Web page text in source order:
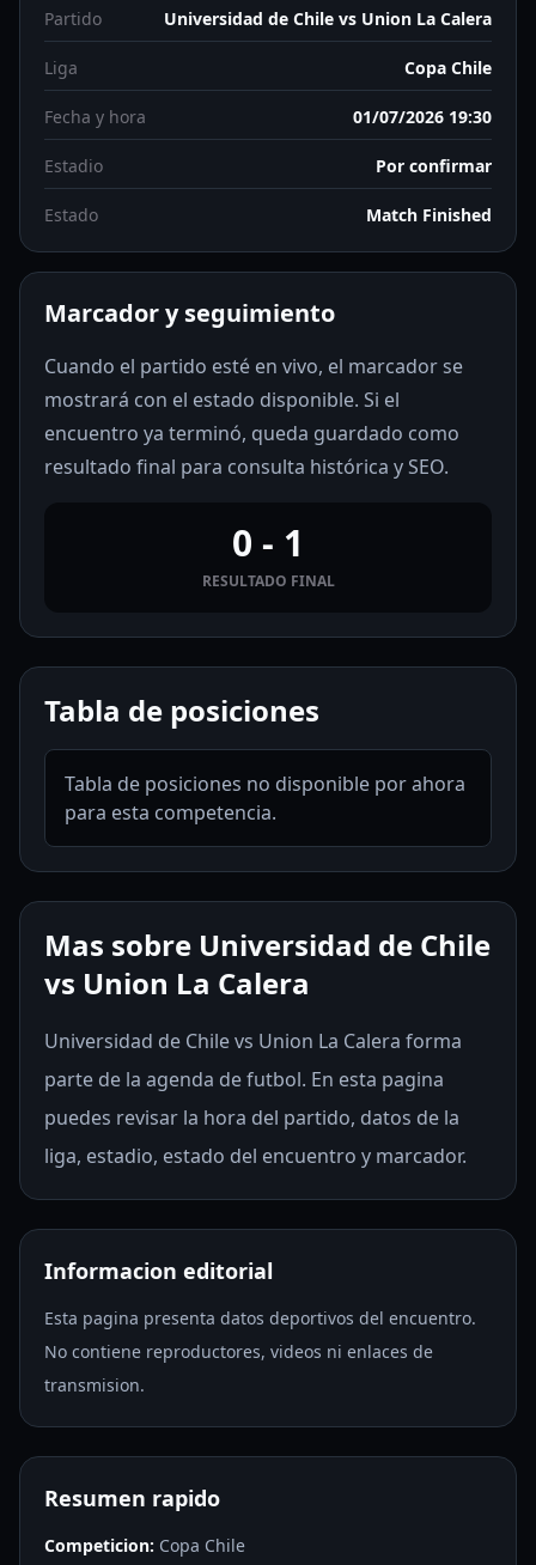
Partido Universidad de Chile vs Union La Calera
Liga Copa Chile
Fecha y hora 01/07/2026 19:30
Estadio Por confirmar
Estado Match Finished
Marcador y seguimiento
Cuando el partido esté en vivo, el marcador se
mostrará con el estado disponible. Si el
encuentro ya terminó, queda guardado como
resultado final para consulta histórica y SEO.
0 - 1
RESULTADO FINAL
Tabla de posiciones
Tabla de posiciones no disponible por ahora
para esta competencia.
Mas sobre Universidad de Chile
vs Union La Calera
Universidad de Chile vs Union La Calera forma
parte de la agenda de futbol. En esta pagina
puedes revisar la hora del partido, datos de la
liga, estadio, estado del encuentro y marcador.
Informacion editorial
Esta pagina presenta datos deportivos del encuentro.
No contiene reproductores, videos ni enlaces de
transmision.
Resumen rapido
Competicion: Copa Chile